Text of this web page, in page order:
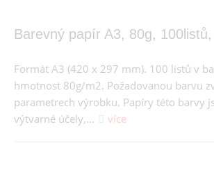
Barevný papír A3, 80g,
Formát A3 (420 x 297 mm). 100 listů v
hmotnost 80g/m2. Požadovanou barvu
parametrech výrobku. Papíry této barvy
výtvarné účely,…
více